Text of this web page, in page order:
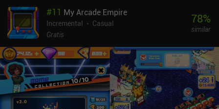
#11 My Arcade Empire
Incremental
Casual
Gratis
78%
similar